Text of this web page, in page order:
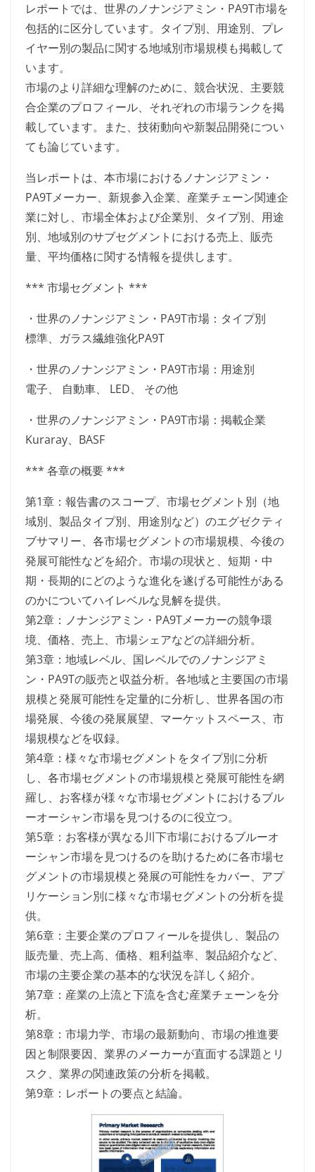
レポートでは、世界のノナンジアミン・PA9T市場を
包括的に区分しています。タイプ別、用途別、プレ
イヤー別の製品に関する地域別市場規模も掲載して
います。
市場のより詳細な理解のために、競合状況、主要競
合企業のプロフィール、それぞれの市場ランクを掲
載しています。また、技術動向や新製品開発につい
ても論じています。
当レポートは、本市場におけるノナンジアミン・
PA9Tメーカー、新規参入企業、産業チェーン関連企
業に対し、市場全体および企業別、タイプ別、用途
別、地域別のサブセグメントにおける売上、販売
量、平均価格に関する情報を提供します。
*** 市場セグメント ***
・世界のノナンジアミン・PA9T市場：タイプ別
標準、ガラス繊維強化PA9T
・世界のノナンジアミン・PA9T市場：用途別
電子、 自動車、 LED、 その他
・世界のノナンジアミン・PA9T市場：掲載企業
Kuraray、BASF
*** 各章の概要 ***
第1章：報告書のスコープ、市場セグメント別（地
域別、製品タイプ別、用途別など）のエグゼクティ
ブサマリー、各市場セグメントの市場規模、今後の
発展可能性などを紹介。市場の現状と、短期・中
期・長期的にどのような進化を遂げる可能性がある
のかについてハイレベルな見解を提供。
第2章：ノナンジアミン・PA9Tメーカーの競争環
境、価格、売上、市場シェアなどの詳細分析。
第3章：地域レベル、国レベルでのノナンジアミ
ン・PA9Tの販売と収益分析。各地域と主要国の市場
規模と発展可能性を定量的に分析し、世界各国の市
場発展、今後の発展展望、マーケットスペース、市
場規模などを収録。
第4章：様々な市場セグメントをタイプ別に分析
し、各市場セグメントの市場規模と発展可能性を網
羅し、お客様が様々な市場セグメントにおけるブル
ーオーシャン市場を見つけるのに役立つ。
第5章：お客様が異なる川下市場におけるブルーオ
ーシャン市場を見つけるのを助けるために各市場セ
グメントの市場規模と発展の可能性をカバー、アプ
リケーション別に様々な市場セグメントの分析を提
供。
第6章：主要企業のプロフィールを提供し、製品の
販売量、売上高、価格、粗利益率、製品紹介など、
市場の主要企業の基本的な状況を詳しく紹介。
第7章：産業の上流と下流を含む産業チェーンを分
析。
第8章：市場力学、市場の最新動向、市場の推進要
因と制限要因、業界のメーカーが直面する課題とリ
スク、業界の関連政策の分析を掲載。
第9章：レポートの要点と結論。